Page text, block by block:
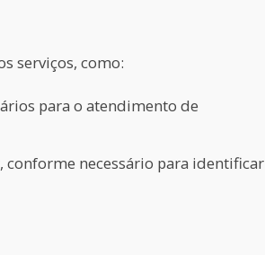
serviços, como:
para o atendimento de
conforme necessário para identificar